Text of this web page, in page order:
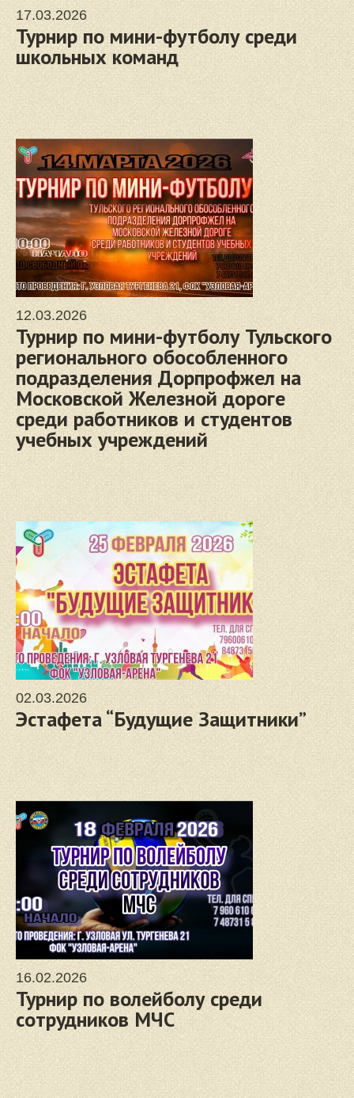
17.03.2026
Турнир по мини-футболу среди
школьных команд
12.03.2026
Турнир по мини-футболу Тульского
регионального обособленного
подразделения Дорпрофжел на
Московской Железной дороге
среди работников и студентов
учебных учреждений
02.03.2026
Эстафета “Будущие Защитники”
16.02.2026
Турнир по волейболу среди
сотрудников МЧС